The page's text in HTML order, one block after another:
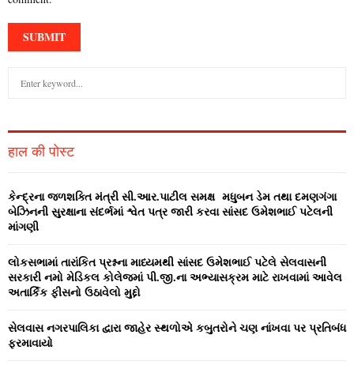
h
o
r
:
R
H
हाल की पोस्ट
કેન્‍દ્રના જળશક્‍તિ મંત્રી સી.આર.પાટીલ સમક્ષ મધુબન ડેમ તથા દમણગંગા
બેઝિનની સુરક્ષાના સંદર્ભમાં શ્વેત પત્ર જારી કરવા સાંસદ ઉમેશભાઈ પટેલની
માંગણી
લોકસભામાં તારાંકિત પ્રશ્નના માધ્‍યમથી સાંસદ ઉમેશભાઈ પટેલે સેલવાસની
સરકારી નમો મેડિકલ કોલેજમાં પી.જી.ના અભ્‍યાસક્રમ માટે રાખવામાં આવેલ
અતાર્કિક ફીસનો ઉઠાવેલો મુદ્દો
સેલવાસ નગરપાલિકા દ્વારા જાહેર સ્‍થળોએ કબુતરોને ચણ નાંખવા પર પ્રતિબંધ
ફરમાવાયો